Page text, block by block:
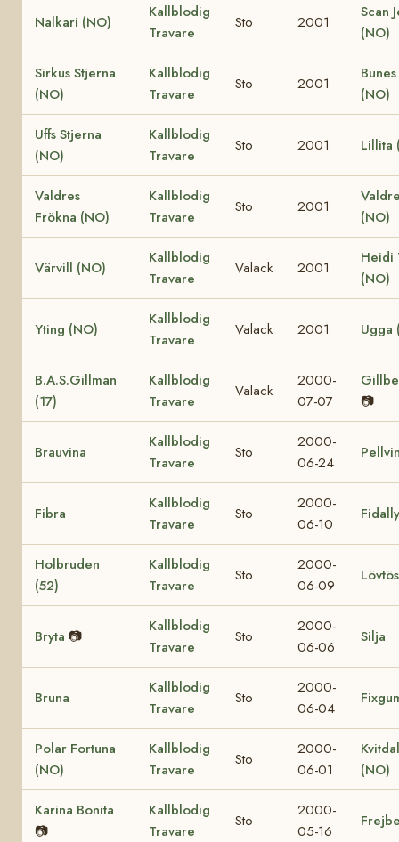
Nalkari (NO)
Kallblodig
Travare
Sto 2001
Scan
(NO)
Sirkus Stjerna
(NO)
Kallblodig
Travare
Sto 2001
(NO)
Uffs Stjerna
(NO)
Kallblodig
Travare
Sto 2001 Lillita
Valdres
Frökna (NO)
Kallblodig
Travare
Sto 2001
(NO)
Värvill (NO)
Kallblodig
Travare
Valack 2001
Heidi
(NO)
Yting (NO)
Kallblodig
Travare
Valack 2001 Ugga
B.A.S.Gillman
(17)
Kallblodig
Travare
Valack
2000-
07-07
📷
Brauvina
Kallblodig
Travare
Sto
2000-
06-24
Fibra
Kallblodig
Travare
Sto
2000-
06-10
Fidally
Holbruden
(52)
Kallblodig
Travare
Sto
2000-
06-09
Bryta 📷
Kallblodig
Travare
Sto
2000-
06-06
Silja
Bruna
Kallblodig
Travare
Sto
2000-
06-04
Polar Fortuna
(NO)
Kallblodig
Travare
Sto
2000-
06-01
(NO)
Karina Bonita
📷
Kallblodig
Travare
Sto
2000-
05-16